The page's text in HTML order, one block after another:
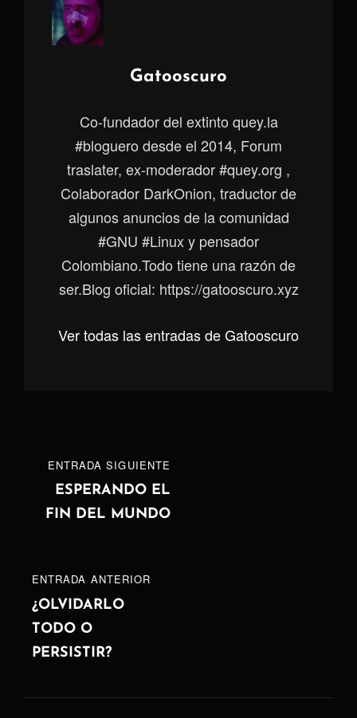
Autor:
Gatooscuro
Co-fundador del extinto quey.la
#bloguero desde el 2014, Forum
traslater, ex-moderador #quey.org ,
Colaborador DarkOnion, traductor de
algunos anuncios de la comunidad
#GNU #Linux y pensador
Colombiano.Todo tiene una razón de
ser.Blog oficial: https://gatooscuro.xyz
Ver todas las entradas de Gatooscuro
Navegación
entradas
ENTRADA
ANTERIOR
ENTRADA ANTERIOR
¿OLVIDARLO
TODO O
PERSISTIR?
ENTRADA
SIGUIENTE
ENTRADA SIGUIENTE
ESPERANDO EL
FIN DEL MUNDO